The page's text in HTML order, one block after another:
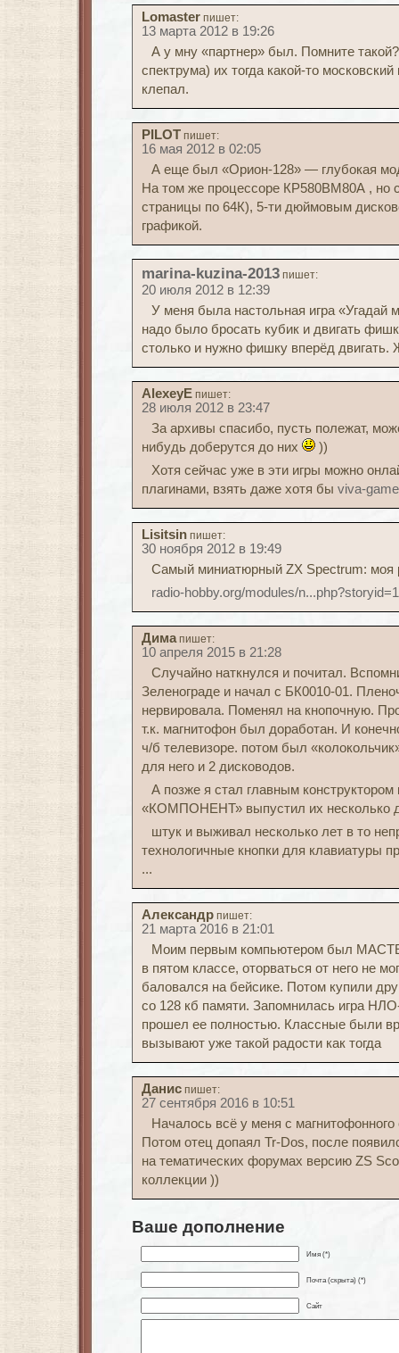
Lomaster пишет:
13 марта 2012 в 19:26
А у мну «партнер» был. Помните
спектрума) их тогда какой-то
клепал.
PILOT пишет:
16 мая 2012 в 02:05
А еще был «Орион-128» — глубокая
На том же процессоре КР580ВМ80А , но
страницы по 64К), 5-ти дюймовым
графикой.
marina-kuzina-2013 пишет:
20 июля 2012 в 12:39
У меня была настольная игра «Угадай
надо было бросать кубик и двигать
столько и нужно фишку вперёд двигать.
AlexeyE пишет:
28 июля 2012 в 23:47
За архивы спасибо, пусть полежат,
нибудь доберутся до них
))
Хотя сейчас уже в эти игры можно
плагинами, взять даже хотя бы viva-
Lisitsin пишет:
30 ноября 2012 в 19:49
Самый миниатюрный ZX Spectrum: моя
radio-hobby.org/modules/
Дима пишет:
10 апреля 2015 в 21:28
Случайно наткнулся и почитал.
Зеленограде и начал с БК0010-01.
нервировала. Поменял на кнопочную.
т.к. магнитофон был доработан. И
ч/б телевизоре. потом был
для него и 2 дисководов.
А позже я стал главным
«КОМПОНЕНТ» выпустил их несколько
штук и выживал несколько лет в то
технологичные кнопки для клавиатуры
...
Александр пишет:
21 марта 2016 в 21:01
Моим первым компьютером был
в пятом классе, оторваться от него не
баловался на бейсике. Потом купили
со 128 кб памяти. Запомнилась игра
прошел ее полностью. Классные были
вызывают уже такой радости как тогда
Данис пишет:
27 сентября 2016 в 10:51
Началось всё у меня с
Потом отец допаял Tr-Dos, после
на тематических форумах версию ZS
коллекции ))
Ваше дополнение
Имя (*)
Почта (скрыта) (*)
Сайт